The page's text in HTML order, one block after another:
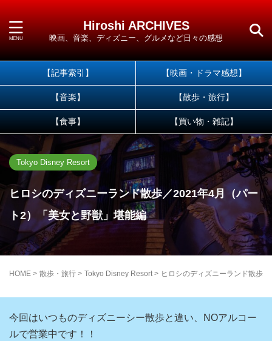
Hiroshi ARCHIVES
映画、音楽、ディズニー、グルメなど日々の感想
【記事索引】 【映画・ドラマ感想】
【音楽】 【散歩・旅行】
【食事】 【買い物・雑記】
Tokyo Disney Resort
ヒロシのディズニーランド散歩／2021年4月（パー
ト2）「美女と野獣」堪能編
HOME > 散歩・旅行 > Tokyo Disney Resort > ヒロシのディズニーランド散歩
今回はいつものディズニーシー散歩と違い、NOアルコー
ルで営業中です！！